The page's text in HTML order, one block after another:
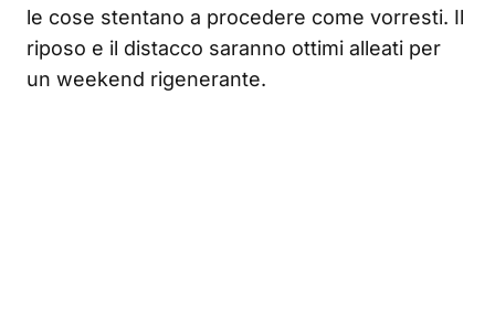
le cose stentano a procedere come vorresti. Il
riposo e il distacco saranno ottimi alleati per
un weekend rigenerante.